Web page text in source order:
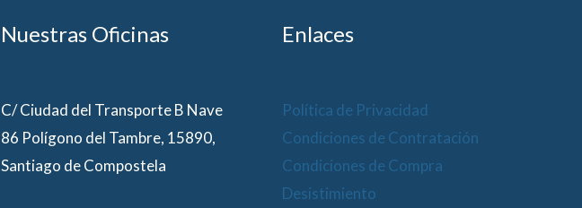
Nuestras Oficinas
C/ Ciudad del Transporte B Nave
86 Polígono del Tambre, 15890,
Santiago de Compostela
Enlaces
Política de Privacidad
Condiciones de Contratación
Condiciones de Compra
Desistimiento